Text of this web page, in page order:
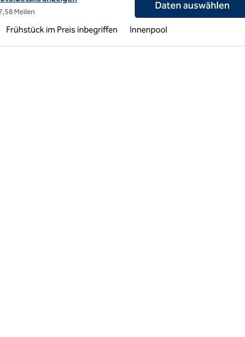
Meilen
Daten auswählen
Frühstück im Preis inbegriffen Innenpool